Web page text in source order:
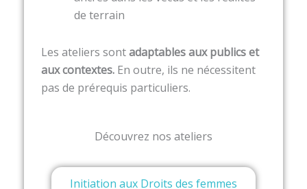
de terrain
Les ateliers sontadaptables aux publics et
aux contextes. En outre, ils ne nécessitent
pas de prérequis particuliers.
Découvrez nos ateliers
Initiation aux Droits des femmes